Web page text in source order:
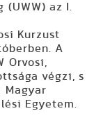
az I.
Kurzust
A
Orvosi,
végzi, s
Egyetem.